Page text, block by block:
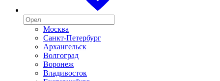
Москва
Санкт-Петербург
Архангельск
Волгоград
Воронеж
Владивосток